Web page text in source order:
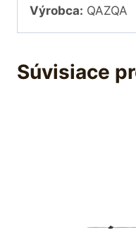
Výrobca: QAZQA
Súvisiace